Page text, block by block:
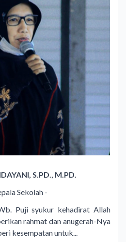
S.PD., M.PD.
Sekolah -
Puji syukur kehadirat Allah
rahmat dan anugerah-Nya
kesempatan untuk...